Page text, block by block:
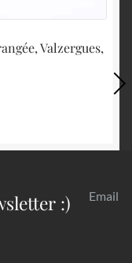
Valzergues,
:) Email